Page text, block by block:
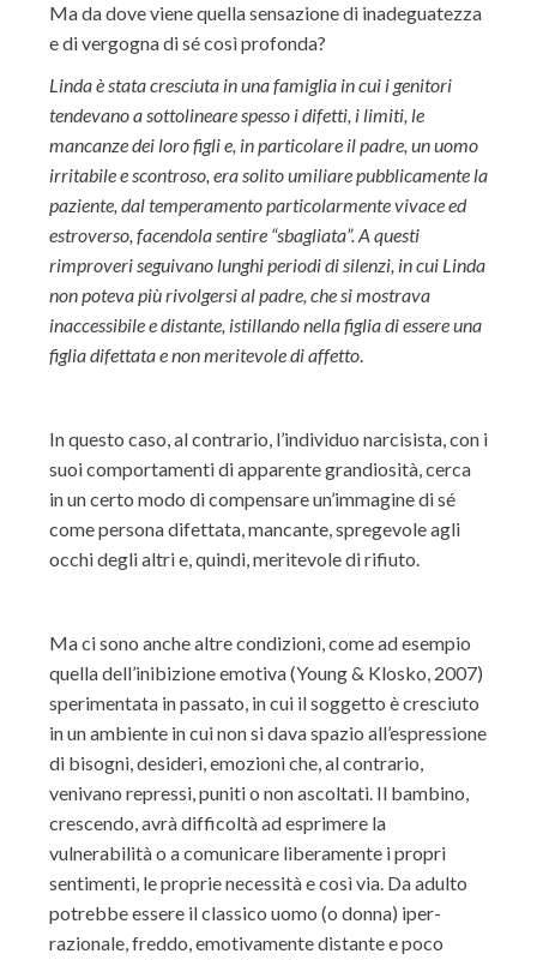
Ma da dove viene quella sensazione di inadeguatezza
e di vergogna di sé così profonda?
Linda è stata cresciuta in una famiglia in cui i genitori
tendevano a sottolineare spesso i difetti, i limiti, le
mancanze dei loro figli e, in particolare il padre, un uomo
irritabile e scontroso, era solito umiliare pubblicamente la
paziente, dal temperamento particolarmente vivace ed
estroverso, facendola sentire “sbagliata”. A questi
rimproveri seguivano lunghi periodi di silenzi, in cui Linda
non poteva più rivolgersi al padre, che si mostrava
inaccessibile e distante, istillando nella figlia di essere una
figlia difettata e non meritevole di affetto.
In questo caso, al contrario, l’individuo narcisista, con i
suoi comportamenti di apparente grandiosità, cerca
in un certo modo di compensare un’immagine di sé
come persona difettata, mancante, spregevole agli
occhi degli altri e, quindi, meritevole di rifiuto.
Ma ci sono anche altre condizioni, come ad esempio
quella dell’inibizione emotiva (Young & Klosko, 2007)
sperimentata in passato, in cui il soggetto è cresciuto
in un ambiente in cui non si dava spazio all’espressione
di bisogni, desideri, emozioni che, al contrario,
venivano repressi, puniti o non ascoltati. Il bambino,
crescendo, avrà difficoltà ad esprimere la
vulnerabilità o a comunicare liberamente i propri
sentimenti, le proprie necessità e così via. Da adulto
potrebbe essere il classico uomo (o donna) iper-
razionale, freddo, emotivamente distante e poco